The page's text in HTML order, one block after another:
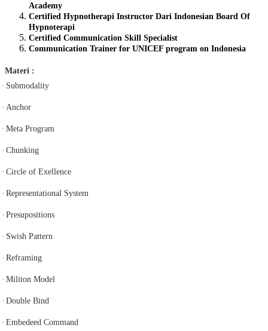
Academy
Certified Hypnotherapi Instructor Dari Indonesian Board Of
Hypnoterapi
Certified Communication Skill Specialist
Communication Trainer for UNICEF program on Indonesia
Materi :
· Submodality
· Anchor
· Meta Program
· Chunking
· Circle of Exellence
· Representational System
· Presupositions
· Swish Pattern
· Reframing
· Militon Model
· Double Bind
· Embedeed Command